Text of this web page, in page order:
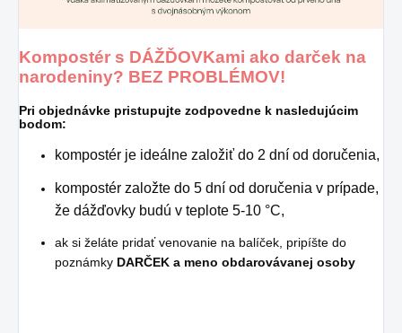
Kompostér s DÁŽĎOVKami ako darček na
narodeniny? BEZ PROBLÉMOV!
Pri objednávke pristupujte zodpovedne k nasledujúcim
bodom:
kompostér je ideálne založiť do 2 dní od doručenia,
kompostér založte do 5 dní od doručenia v prípade,
že dážďovky budú v teplote 5-10 °C,
ak si želáte pridať venovanie na balíček, pripíšte do
poznámky DARČEK a meno obdarovávanej osoby